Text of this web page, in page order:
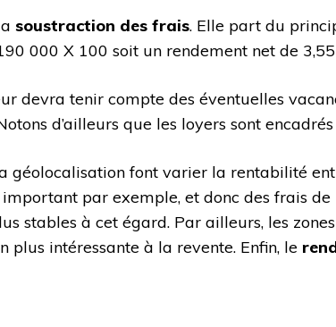
soustraction des frais. Elle part du
000 X 100 soit un rendement net de
devra tenir compte des éventuelles
d’ailleurs que les loyers sont
font varier la rentabilité
par exemple, et donc des frais
stables à cet égard. Par ailleurs, les
intéressante à la revente. Enfin, le